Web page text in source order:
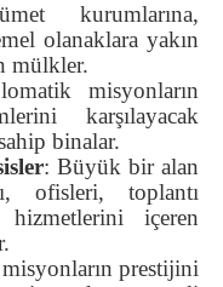
kurumlarına,
olanaklara yakın
mülkler.
misyonların
karşılayacak
binalar.
: Büyük bir alan
ofisleri, toplantı
içeren
prestijini